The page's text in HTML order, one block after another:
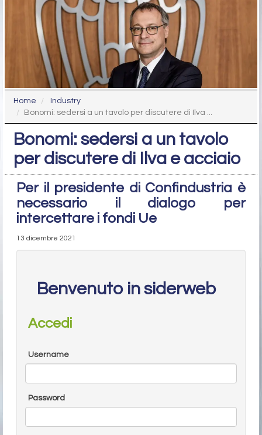
Home
Industry
Bonomi: sedersi a un tavolo per discutere di Ilva ...
Bonomi: sedersi a un tavolo
per discutere di Ilva e acciaio
Per il presidente di Confindustria è
necessario il dialogo per
intercettare i fondi Ue
13 dicembre 2021
Benvenuto in siderweb
Accedi
Username
Password